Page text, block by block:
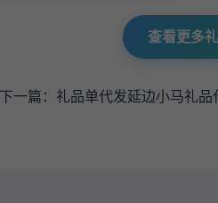
查看更多
一篇： 礼品单代发延边小马礼品